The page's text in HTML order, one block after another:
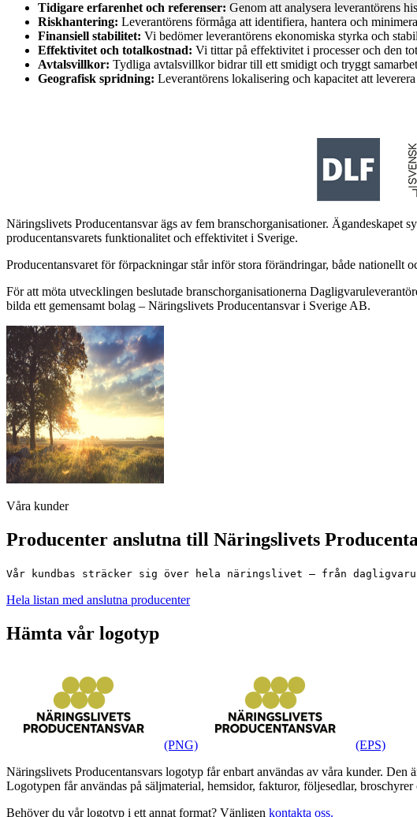
Tidigare erfarenhet och referenser: Genom att analysera leverantörens
Riskhantering: Leverantörens förmåga att identifiera, hantera och
Finansiell stabilitet: Vi bedömer leverantörens ekonomiska styrka och
Effektivitet och totalkostnad: Vi tittar på effektivitet i processer och den
Avtalsvillkor: Tydliga avtalsvillkor bidrar till ett smidigt och tryggt
Geografisk spridning: Leverantörens lokalisering och kapacitet att
Näringslivets Producentansvar ägs av fem branschorganisationer.
producentansvarets funktionalitet och effektivitet i Sverige.
Producentansvaret för förpackningar står inför stora förändringar, både nationellt
För att möta utvecklingen beslutade branschorganisationerna
bilda ett gemensamt bolag – Näringslivets Producentansvar i Sverige AB.
Våra kunder
Producenter anslutna till Näringslivets
Vår kundbas sträcker sig över hela näringslivet – från
Hela listan med anslutna producenter
Hämta vår logotyp
(PNG)
(EPS)
Näringslivets Producentansvars logotyp får enbart användas av våra kunder.
Logotypen får användas på säljmaterial, hemsidor, fakturor, följesedlar,
Behöver du vår logotyp i ett annat format? Vänligen kontakta oss.